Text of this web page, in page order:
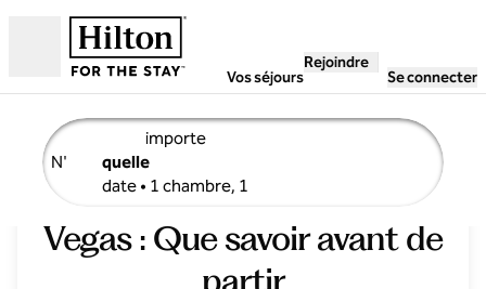
Ouverture Vos séjours
Rejoindre
Se connecter
N'
importe
quelle
date • 1 chambre, 1
adultemodifier les détails de la recherche, n'importe
FAQ pour les familles à Las
Vegas : Que savoir avant de
partir